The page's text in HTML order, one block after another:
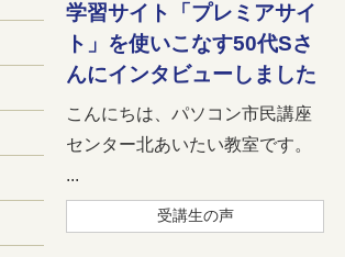
学習サイト「プレミアサイ
ト」を使いこなす50代Sさ
んにインタビューしました
こんにちは、パソコン市民講座
センター北あいたい教室です。
...
受講生の声